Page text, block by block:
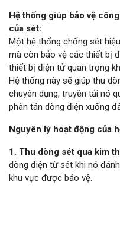
Hệ thống giúp bảo vệ
của sét:
Một hệ thống chống sét
mà còn bảo vệ các thiết bị
thiết bị điện tử quan trọng
Hệ thống này sẽ giúp thu
chuyên dụng, truyền tải nó
phân tán dòng điện xuống
Nguyên lý hoạt động của
1. Thu dòng sét qua kim
dòng điện từ sét khi nó
khu vực được bảo vệ.